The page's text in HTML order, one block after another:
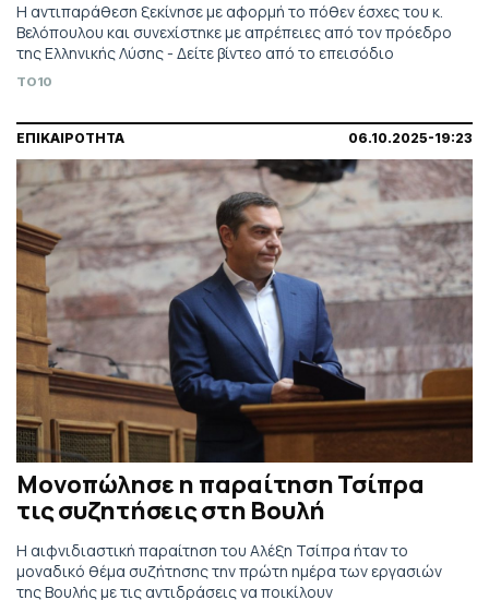
Η αντιπαράθεση ξεκίνησε με αφορμή το πόθεν έσχες του κ.
Βελόπουλου και συνεχίστηκε με απρέπειες από τον πρόεδρο
της Ελληνικής Λύσης - Δείτε βίντεο από το επεισόδιο
TO10
ΕΠΙΚΑΙΡΟΤΗΤΑ 06.10.2025-19:23
Μονοπώλησε η παραίτηση Τσίπρα
τις συζητήσεις στη Βουλή
Η αιφνιδιαστική παραίτηση του Αλέξη Τσίπρα ήταν το
μοναδικό θέμα συζήτησης την πρώτη ημέρα των εργασιών
της Βουλής με τις αντιδράσεις να ποικίλουν